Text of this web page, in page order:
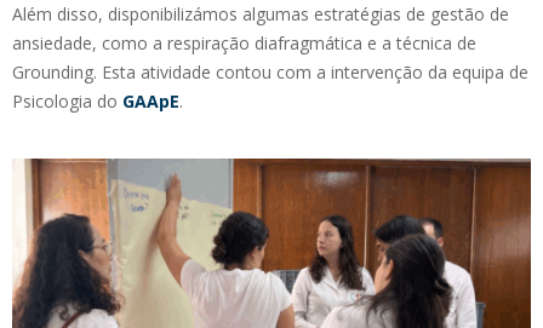
Além disso, disponibilizámos algumas estratégias de gestão de
ansiedade, como a respiração diafragmática e a técnica de
Grounding. Esta atividade contou com a intervenção da equipa de
Psicologia do GAApE.